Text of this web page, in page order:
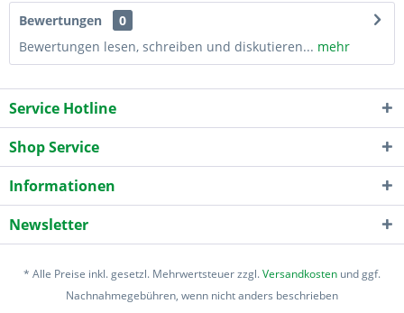
Bewertungen
0
Bewertungen lesen, schreiben und diskutieren... mehr
Service Hotline
Shop Service
Informationen
Newsletter
* Alle Preise inkl. gesetzl. Mehrwertsteuer zzgl.Versandkosten und ggf.
Nachnahmegebühren, wenn nicht anders beschrieben